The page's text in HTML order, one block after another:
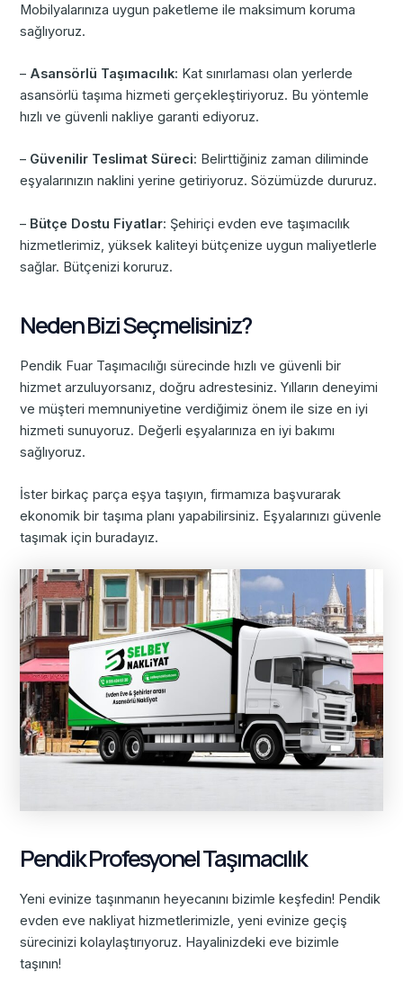
Mobilyalarınıza uygun paketleme ile maksimum koruma
sağlıyoruz.
– Asansörlü Taşımacılık: Kat sınırlaması olan yerlerde
asansörlü taşıma hizmeti gerçekleştiriyoruz. Bu yöntemle
hızlı ve güvenli nakliye garanti ediyoruz.
– Güvenilir Teslimat Süreci: Belirttiğiniz zaman diliminde
eşyalarınızın naklini yerine getiriyoruz. Sözümüzde dururuz.
– Bütçe Dostu Fiyatlar: Şehiriçi evden eve taşımacılık
hizmetlerimiz, yüksek kaliteyi bütçenize uygun maliyetlerle
sağlar. Bütçenizi koruruz.
Neden Bizi Seçmelisiniz?
Pendik Fuar Taşımacılığı sürecinde hızlı ve güvenli bir
hizmet arzuluyorsanız, doğru adrestesiniz. Yılların deneyimi
ve müşteri memnuniyetine verdiğimiz önem ile size en iyi
hizmeti sunuyoruz. Değerli eşyalarınıza en iyi bakımı
sağlıyoruz.
İster birkaç parça eşya taşıyın, firmamıza başvurarak
ekonomik bir taşıma planı yapabilirsiniz. Eşyalarınızı güvenle
taşımak için buradayız.
Pendik Profesyonel Taşımacılık
Yeni evinize taşınmanın heyecanını bizimle keşfedin! Pendik
evden eve nakliyat hizmetlerimizle, yeni evinize geçiş
sürecinizi kolaylaştırıyoruz. Hayalinizdeki eve bizimle
taşının!